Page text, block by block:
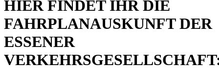
HIER FINDET IHR DIE
FAHRPLANAUSKUNFT DER
ESSENER